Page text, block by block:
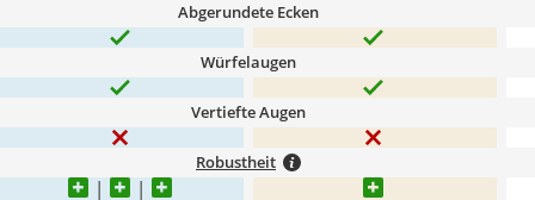
Abgerundete Ecken
Würfelaugen
Vertiefte Augen
Robustheit